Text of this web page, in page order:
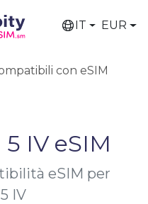
IT EUR
con eSIM
IV eSIM
eSIM per
IV